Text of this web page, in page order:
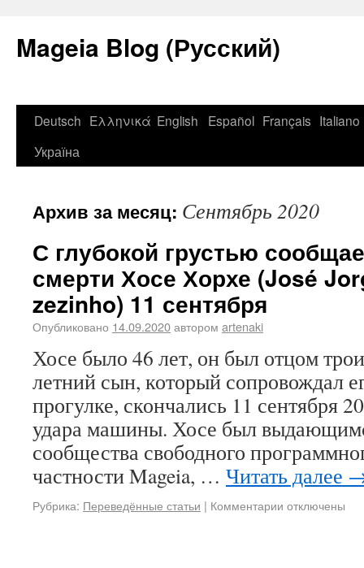
Mageia Blog (Русский)
Deutsch Ελληνικά English Español Français Italiano
Україна
Архив за месяц: Сентябрь 2020
С глубокой грустью
смерти Хосе Хорхе (José
zezinho) 11 сентября
Опубликовано 14.09.2020автором artenaki
Хосе было 46 лет, он был отцом
летний сын, который сопровождал
прогулке, скончались 11 сентября
удара машины. Хосе был
сообщества свободного
частности Mageia, … Читать далее
Рубрика: Переведённые статьи | Комментарии отключены